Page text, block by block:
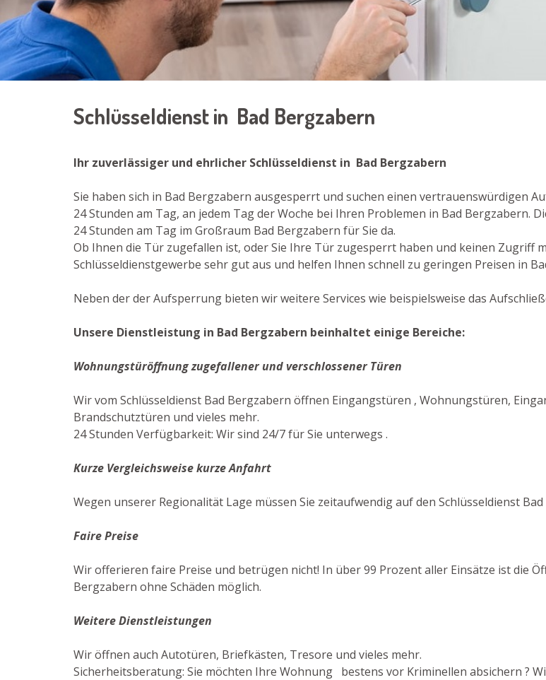
Schlüsseldienst in Bad Bergzabern
Ihr zuverlässiger und ehrlicher Schlüsseldienst in Bad Bergzabern
Sie haben sich in Bad Bergzabern ausgesperrt und suchen einen vertrauenswürdigen
24 Stunden am Tag, an jedem Tag der Woche bei Ihren Problemen in Bad Bergzabern.
24 Stunden am Tag im Großraum Bad Bergzabern für Sie da.
Ob Ihnen die Tür zugefallen ist, oder Sie Ihre Tür zugesperrt haben und keinen Zugriff
Schlüsseldienstgewerbe sehr gut aus und helfen Ihnen schnell zu geringen Preisen in
Neben der der Aufsperrung bieten wir weitere Services wie beispielsweise das
Unsere Dienstleistung in Bad Bergzabern beinhaltet einige Bereiche:
Wohnungstüröffnung zugefallener und verschlossener Türen
Wir vom Schlüsseldienst Bad Bergzabern öffnen Eingangstüren , Wohnungstüren,
Brandschutztüren und vieles mehr.
24 Stunden Verfügbarkeit: Wir sind 24/7 für Sie unterwegs .
Kurze Vergleichsweise kurze Anfahrt
Wegen unserer Regionalität Lage müssen Sie zeitaufwendig auf den Schlüsseldienst
Faire Preise
Wir offerieren faire Preise und betrügen nicht! In über 99 Prozent aller Einsätze ist die
Bergzabern ohne Schäden möglich.
Weitere Dienstleistungen
Wir öffnen auch Autotüren, Briefkästen, Tresore und vieles mehr.
Sicherheitsberatung: Sie möchten Ihre Wohnung bestens vor Kriminellen absichern ?